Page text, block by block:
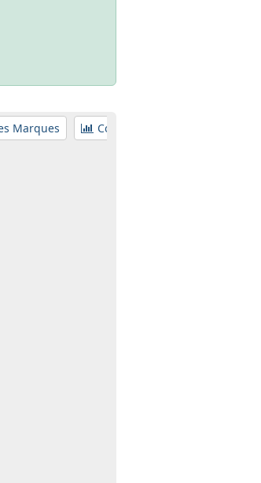
Marques Comparateur